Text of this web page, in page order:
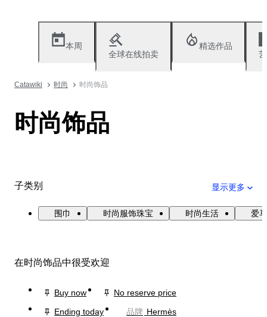
本周
全球在线拍卖
精选作品
Catawiki 时尚 时尚饰品
时尚饰品
子类别 显示更多
围巾 时尚服饰珠宝 时尚生活 爱
在时尚饰品中很受欢迎
Buy now
No reserve price
Ending today
品牌 Hermès